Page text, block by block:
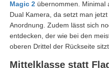
Magic 2 übernommen. Minimal
Dual Kamera, da setzt man
Anordnung. Zudem lässt sich
entdecken, der wie bei den
oberen Drittel der Rückseite sitzt.
Mittelklasse statt